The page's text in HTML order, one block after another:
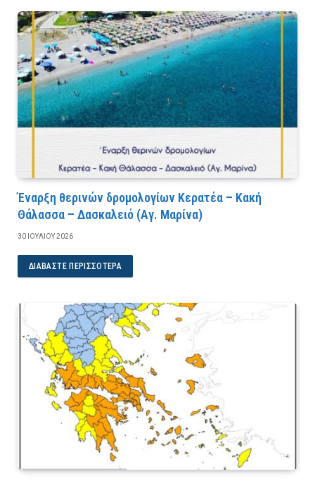
Έναρξη θερινών δρομολογίων Κερατέα – Κακή
Θάλασσα – Δασκαλειό (Αγ. Μαρίνα)
30 ΙΟΥΛΊΟΥ 2026
ΔΙΑΒΆΣΤΕ ΠΕΡΙΣΣΌΤΕΡΑ